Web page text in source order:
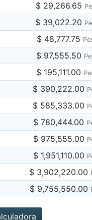
$ 29,266.65
$ 39,022.20
$ 48,777.75
$ 97,555.50
$ 195,111.00
$ 390,222.00
$ 585,333.00
$ 780,444.00
$ 975,555.00
$ 1,951,110.00
$ 3,902,220.00
$ 9,755,550.00